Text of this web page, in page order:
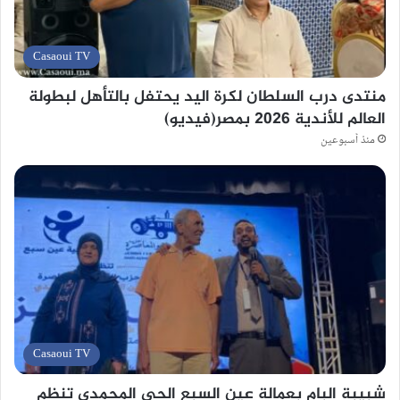
Casaoui TV
منتدى درب السلطان لكرة اليد يحتفل بالتأهل لبطولة
العالم للأندية 2026 بمصر(فيديو)
منذ أسبوعين
Casaoui TV
شبيبة البام بعمالة عين السبع الحي المحمدي تنظم